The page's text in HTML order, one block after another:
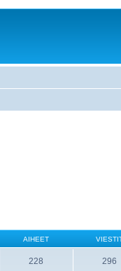
AIHEET
228 296